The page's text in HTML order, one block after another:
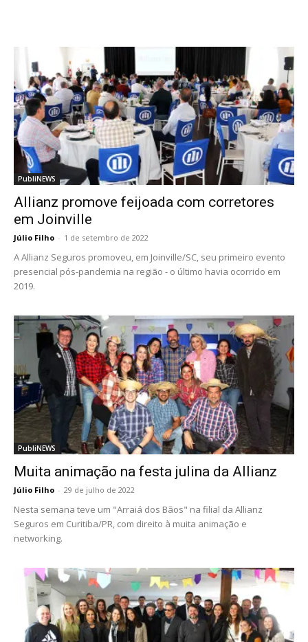
PubliNEWS
Allianz promove feijoada com corretores
em Joinville
Júlio Filho - 1 de setembro de 2022
A Allianz Seguros promoveu, em Joinville/SC, seu primeiro evento
presencial pós-pandemia na região - o último havia ocorrido em
2019.
PubliNEWS
Muita animação na festa julina da Allianz
Júlio Filho - 29 de julho de 2022
Nesta semana teve um "Arraiá dos Bãos" na filial da Allianz
Seguros em Curitiba/PR, com direito à muita animação e
networking.